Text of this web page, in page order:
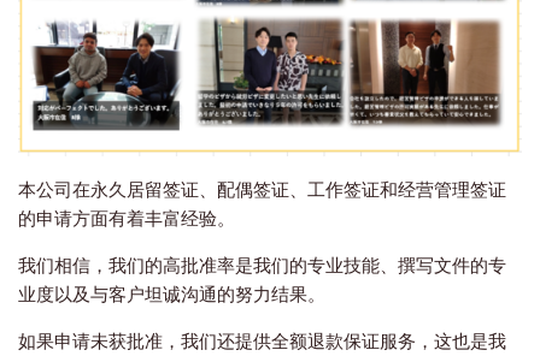
本公司在永久居留签证、配偶签证、工作签证和经营管理签证
的申请方面有着丰富经验。
我们相信，我们的高批准率是我们的专业技能、撰写文件的专
业度以及与客户坦诚沟通的努力结果。
如果申请未获批准，我们还提供全额退款保证服务，这也是我